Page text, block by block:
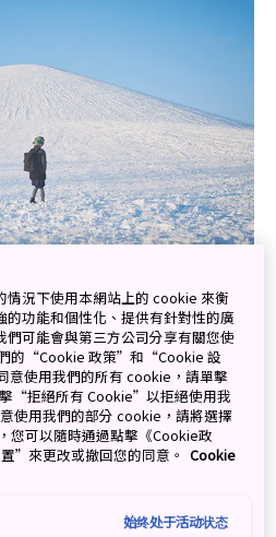
直希望能以大地為材料創造出
劃之後，他將整座公園視為一
而擬定計畫，並且運用公園中
念：標高 52 公尺的莫埃來
階山。野口勇同時設計了玻璃
巴黎羅浮宮玻璃金字塔的建築
情況下使用本網站上的 cookie 來衡
功能和個性化、提供有針對性的廣
可能會與第三方公司分享有關您使
的“Cookie 政策”和“Cookie 設
意使用我們的所有 cookie，請單擊
“拒絕所有 Cookie”以拒絕使用我
使用我們的部分 cookie，請將選擇
您可以隨時通過點擊《Cookie政
”來更改或撤回您的同意。 Cookie
始终处于活动状态